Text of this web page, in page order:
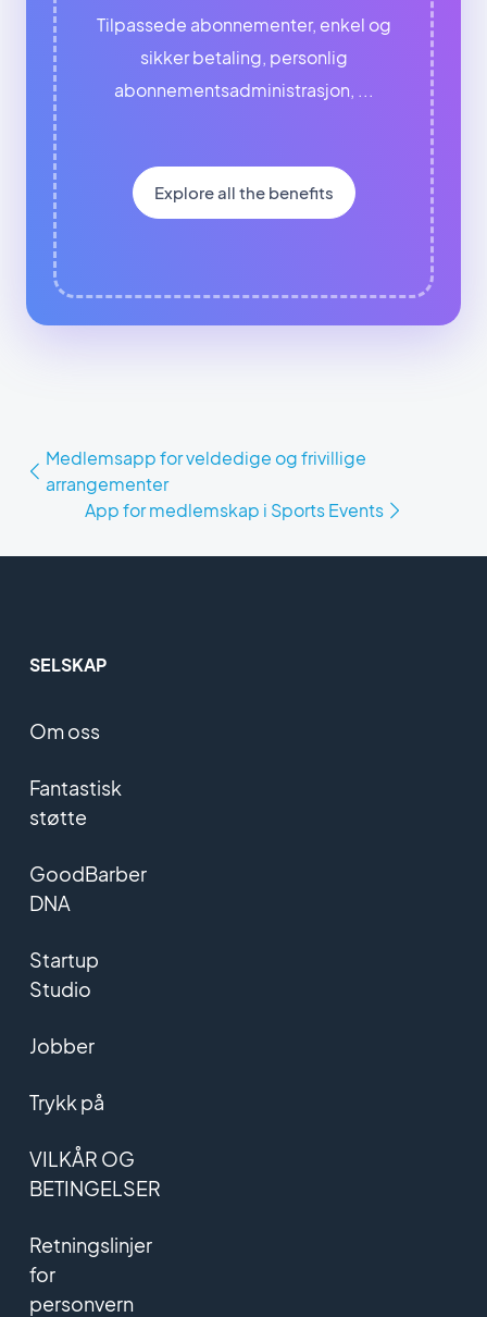
Tilpassede abonnementer, enkel og
sikker betaling, personlig
abonnementsadministrasjon, ...
Explore all the benefits
Medlemsapp for veldedige og frivillige
arrangementer
App for medlemskap i Sports Events
SELSKAP
Om oss
Fantastisk
støtte
GoodBarber
DNA
Startup
Studio
Jobber
Trykk på
VILKÅR OG
BETINGELSER
Retningslinjer
for
personvern